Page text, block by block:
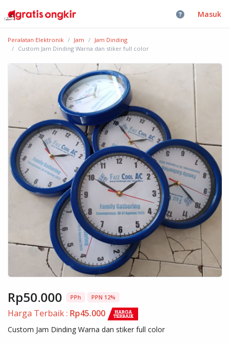
Masuk
Peralatan Elektronik Jam
Jam Dinding
Custom Jam Dinding Warna dan stiker full color
Rp50.000 PPh PPN 12%
Harga Terbaik : Rp45.000
Custom Jam Dinding Warna dan stiker full color